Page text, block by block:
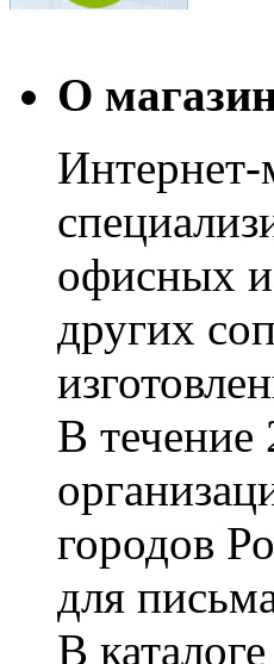
О
Интернет-
офисных
других
В
городов
для
В